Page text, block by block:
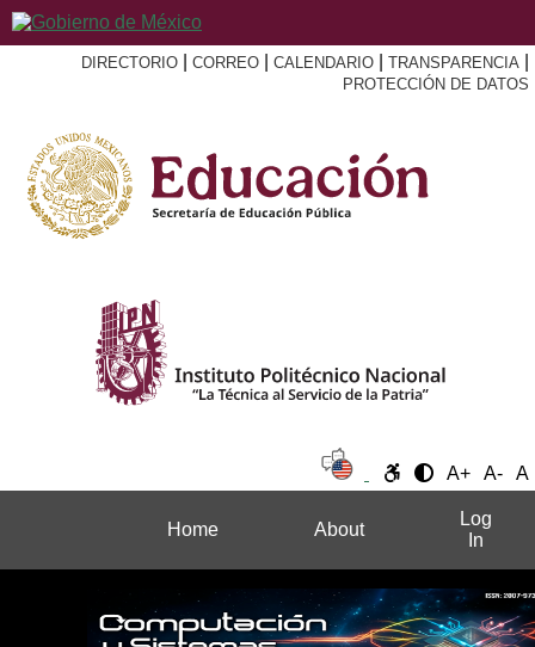
DIRECTORIO CORREO CALENDARIO TRANSPARENCIA
PROTECCIÓN DE DATOS
A+ A- A
Home About
Log
In